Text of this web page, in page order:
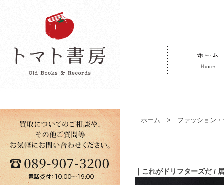
ホーム > ファッション
｜これがドリフターズだ /